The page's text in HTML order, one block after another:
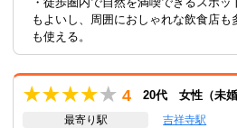
もよいし、周囲におしゃれな飲食店
も使える。
4 20代 女性（未婚
最寄り駅
吉祥寺駅